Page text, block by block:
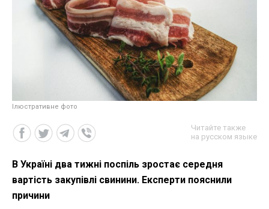
Ілюстративне фото
Читайте также
на русском языке
В Україні два тижні поспіль зростає середня
вартість закупівлі свинини. Експерти пояснили
причини